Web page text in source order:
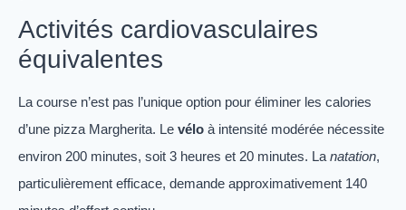
Activités cardiovasculaires
équivalentes
La course n’est pas l’unique option pour éliminer les calories
d’une pizza Margherita. Le vélo à intensité modérée nécessite
environ 200 minutes, soit 3 heures et 20 minutes. La natation,
particulièrement efficace, demande approximativement 140